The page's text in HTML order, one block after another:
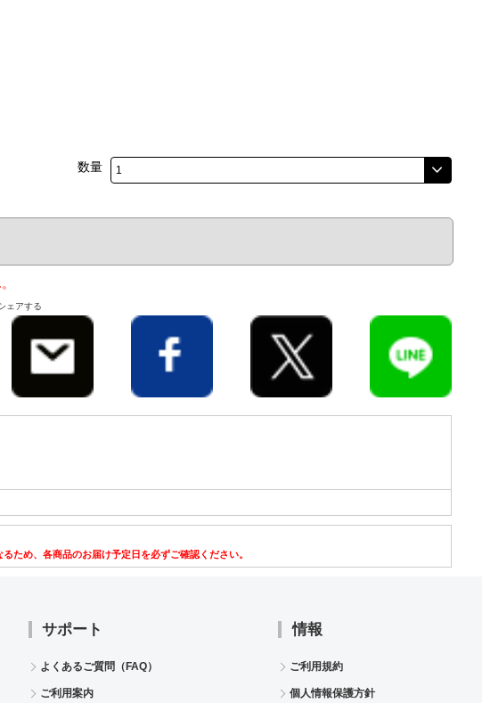
数量
ェアする
ため、各商品のお届け予定日を必ずご確認ください。
サポート
よくあるご質問（FAQ）
ご利用案内
情報
ご利用規約
個人情報保護方針